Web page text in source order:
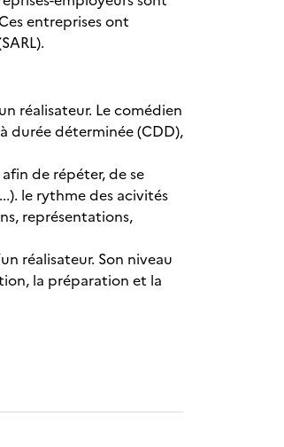
entreprises ont
réalisateur. Le comédien
durée déterminée (CDD),
de répéter, de se
le rythme des acivités
représentations,
réalisateur. Son niveau
la préparation et la